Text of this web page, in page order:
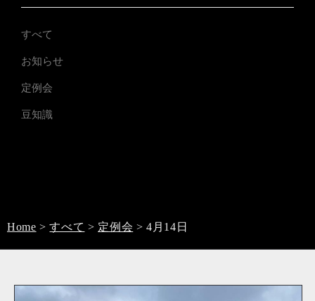
すべて
お知らせ
定例会
豆知識
Home >すべて > 定例会 >4月14日